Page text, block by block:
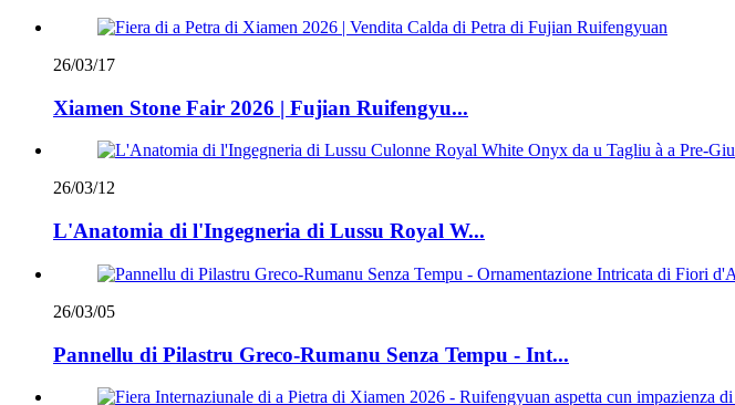
26/03/17
Xiamen Stone Fair 2026 | Fujian Ruifengyu...
26/03/12
L'Anatomia di l'Ingegneria di Lussu Royal W...
26/03/05
Pannellu di Pilastru Greco-Rumanu Senza Tempu - Int...